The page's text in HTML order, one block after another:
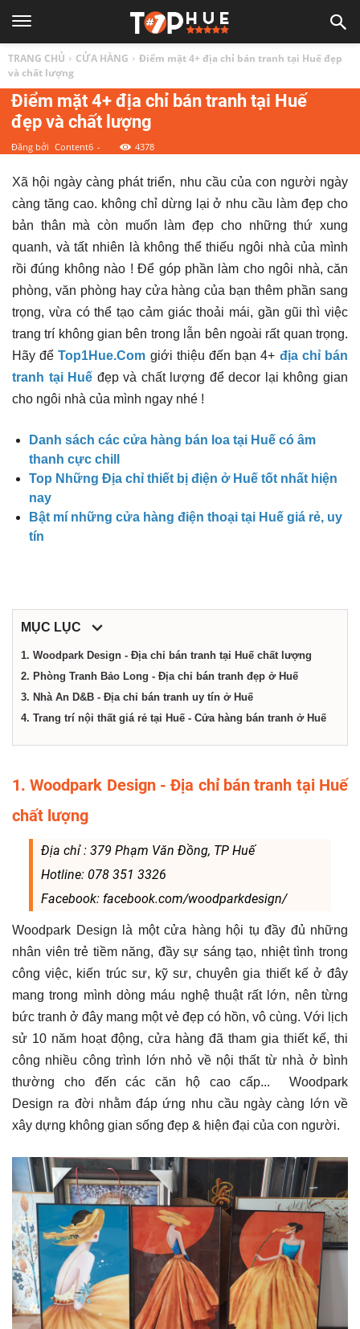
1
HUẾ
Top
địa
điểm,
công
ty,
shop,
dịch
Huế
TRANG CHỦ CỬA HÀNG
Điểm mặt 4+ địa chỉ bán tranh tại Huế đẹp
và chất lượng
Điểm mặt 4+ địa chỉ bán tranh tại Huế
đẹp và chất lượng
Đăng bởi Content6 - 4378
Xã hội ngày càng phát triển, nhu cầu của con người ngày
càng tăng cao. không chỉ dừng lại ở nhu cầu làm đẹp cho
bản thân mà còn muốn làm đẹp cho những thứ xung
quanh, và tất nhiên là không thể thiếu ngôi nhà của mình
rồi đúng không nào ! Để góp phần làm cho ngôi nhà, căn
phòng, văn phòng hay cửa hàng của bạn thêm phần sang
trọng, vừa có thể tạo cảm giác thoải mái, gần gũi thì việc
trang trí không gian bên trong lẫn bên ngoài rất quan trọng.
Hãy đểTop1Hue.Com giới thiệu đến bạn 4+ địa chỉ bán
tranh tại Huế đẹp và chất lượng để decor lại không gian
cho ngôi nhà của mình ngay nhé !
Danh sách các cửa hàng bán loa tại Huế có âm
thanh cực chill
Top Những Địa chỉ thiết bị điện ở Huế tốt nhất hiện
nay
Bật mí những cửa hàng điện thoại tại Huế giá rẻ, uy
tín
MỤC LỤC
1. Woodpark Design - Địa chỉ bán tranh tại Huế chất lượng
2. Phòng Tranh Bảo Long - Địa chỉ bán tranh đẹp ở Huế
3. Nhà An D&B - Địa chỉ bán tranh uy tín ở Huế
4. Trang trí nội thất giá rẻ tại Huế - Cửa hàng bán tranh ở Huế
1. Woodpark Design - Địa chỉ bán tranh tại Huế
chất lượng
Địa chỉ : 379 Phạm Văn Đồng, TP Huế
Hotline: 078 351 3326
Facebook: facebook.com/woodparkdesign/
Woodpark Design là một cửa hàng hội tụ đầy đủ những
nhân viên trẻ tiềm năng, đầy sự sáng tạo, nhiệt tình trong
công việc, kiến trúc sư, kỹ sư, chuyên gia thiết kế ở đây
mang trong mình dòng máu nghệ thuật rất lớn, nên từng
bức tranh ở đây mang một vẻ đẹp có hồn, vô cùng. Với lịch
sử 10 năm hoạt động, cửa hàng đã tham gia thiết kế, thi
công nhiều công trình lớn nhỏ về nội thất từ nhà ở bình
thường cho đến các căn hộ cao cấp... Woodpark
Design ra đời nhằm đáp ứng nhu cầu ngày càng lớn về
xây dựng không gian sống đẹp & hiện đại của con người.